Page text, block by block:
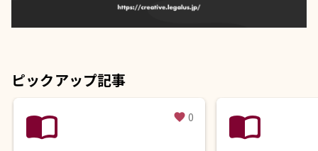
ピックアップ記事
import_contacts favorite 0 import_contacts